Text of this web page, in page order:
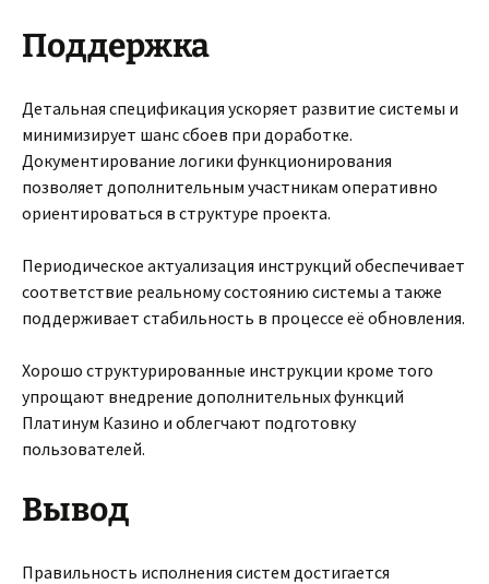
Поддержка
Детальная спецификация ускоряет развитие системы и
минимизирует шанс сбоев при доработке.
Документирование логики функционирования
позволяет дополнительным участникам оперативно
ориентироваться в структуре проекта.
Периодическое актуализация инструкций обеспечивает
соответствие реальному состоянию системы а также
поддерживает стабильность в процессе её обновления.
Хорошо структурированные инструкции кроме того
упрощают внедрение дополнительных функций
Платинум Казино и облегчают подготовку
пользователей.
Вывод
Правильность исполнения систем достигается